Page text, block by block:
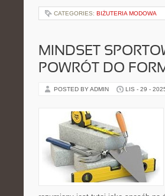
CATEGORIES: BIŻUTERIA MODOWA
MINDSET
POWRÓT DO
POSTED BY ADMIN LIS - 29 -